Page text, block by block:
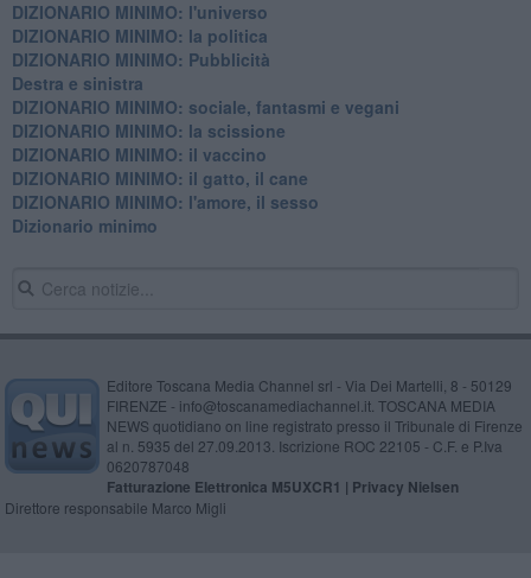
DIZIONARIO MINIMO: l'universo
DIZIONARIO MINIMO: la politica
DIZIONARIO MINIMO: Pubblicità
Destra e sinistra
DIZIONARIO MINIMO: sociale, fantasmi e vegani
DIZIONARIO MINIMO: la scissione
DIZIONARIO MINIMO: il vaccino
DIZIONARIO MINIMO: il gatto, il cane
DIZIONARIO MINIMO: l'amore, il sesso
Dizionario minimo
Editore Toscana Media Channel srl - Via Dei Martelli, 8 - 50129
FIRENZE - info@toscanamediachannel.it. TOSCANA MEDIA
NEWS quotidiano on line registrato presso il Tribunale di Firenze
al n. 5935 del 27.09.2013. Iscrizione ROC 22105 - C.F. e P.Iva
0620787048
Fatturazione Elettronica M5UXCR1 | Privacy Nielsen
Direttore responsabile Marco Migli